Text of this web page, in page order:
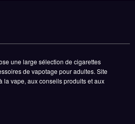
une large sélection de cigarettes
de vapotage pour adultes. Site
la vape, aux conseils produits et aux